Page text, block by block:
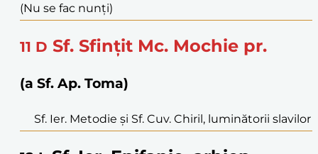
(Nu se fac nunți)
11 D Sf. Sfințit Mc. Mochie pr.
(a Sf. Ap. Toma)
Sf. Ier. Metodie și Sf. Cuv. Chiril, luminătorii slavilor